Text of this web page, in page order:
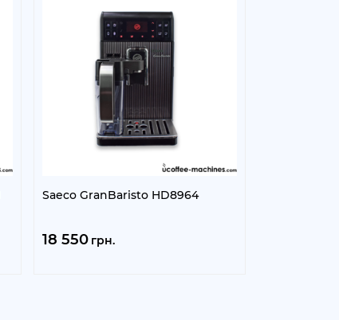
Saeco GranBaristo HD8964
18 550 грн.